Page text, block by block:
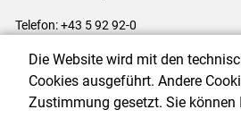
Telefon: +43 5 92 92-0
Impressum|Kontakt|
Cookie-Einstellungen
Die Website wird mit den
Cookies ausgeführt. Andere
Zustimmung gesetzt. Sie können